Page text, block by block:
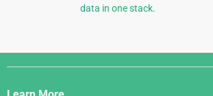
data in one stack.
Django
Links